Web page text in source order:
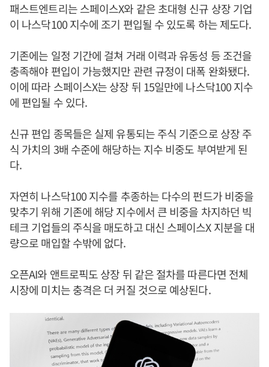
패스트엔트리는 스페이스X와 같은 초대형 신규 상장 기업
이 나스닥100 지수에 조기 편입될 수 있도록 하는 제도다.
기존에는 일정 기간에 걸쳐 거래 이력과 유동성 등 조건을
충족해야 편입이 가능했지만 관련 규정이 대폭 완화됐다.
이에 따라 스페이스X는 상장 뒤 15일만에 나스닥100 지수
에 편입될 수 있다.
신규 편입 종목들은 실제 유통되는 주식 기준으로 상장 주
식 가치의 3배 수준에 해당하는 지수 비중도 부여받게 된
다.
자연히 나스닥100 지수를 추종하는 다수의 펀드가 비중을
맞추기 위해 기존에 해당 지수에서 큰 비중을 차지하던 빅
테크 기업들의 주식을 매도하고 대신 스페이스X 지분을 대
량으로 매입할 수밖에 없다.
오픈AI와 앤트로픽도 상장 뒤 같은 절차를 따른다면 전체
시장에 미치는 충격은 더 커질 것으로 예상된다.